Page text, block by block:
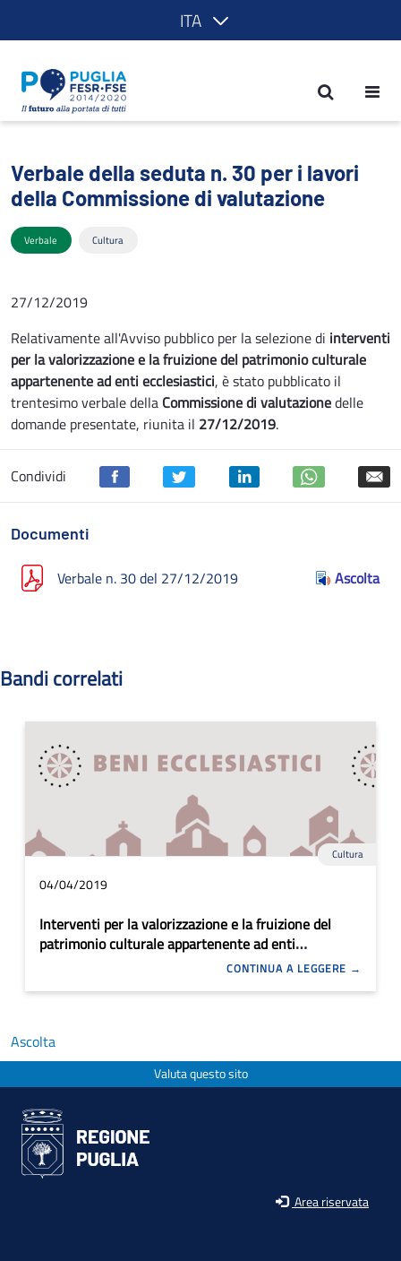
ITA
Verbale della seduta n. 30 per i lavori
Verbale della seduta n. 30 per i lavori
della Commissione di valutazione
Verbale Cultura
27/12/2019
Relativamente all'Avviso pubblico per la selezione di interventi
per la valorizzazione e la fruizione del patrimonio culturale
appartenente ad enti ecclesiastici, è stato pubblicato il
trentesimo verbale della Commissione di valutazionedelle
domande presentate, riunita il 27/12/2019.
Condividi
Documenti
Verbale n. 30 del 27/12/2019 Ascolta
Bandi correlati
Cultura
04/04/2019
Interventi per la valorizzazione e la fruizione del
patrimonio culturale appartenente ad enti
CONTINUA A LEGGERE
Ascolta
Valuta questo sito
Area riservata